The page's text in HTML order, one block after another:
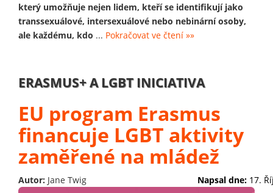
který umožňuje nejen lidem, kteří se identifikují jako
transsexuálové, intersexuálové nebo nebinární osoby,
ale každému, kdo ... Pokračovat ve čtení »»
ERASMUS+ A LGBT INICIATIVA
EU program Erasmus
financuje LGBT aktivity
zaměřené na mládež
Autor: Jane Twig Napsal dne: 17.